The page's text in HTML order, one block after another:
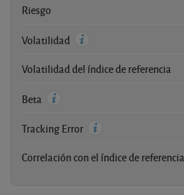
Riesgo
Volatilidad
Volatilidad del índice de referencia
Beta
Tracking Error
Correlación con el índice de referencia